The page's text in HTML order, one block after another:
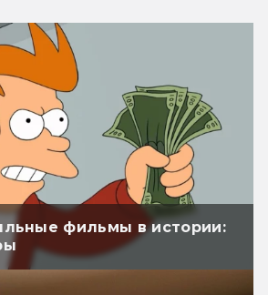
фильмы в истории: